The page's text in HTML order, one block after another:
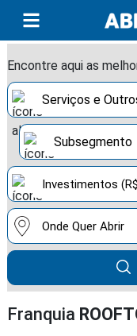
Encontre aqui as
Franquia